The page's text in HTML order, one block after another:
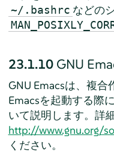
~/.bashrc などの
23.1.10 GNU
GNU Emacsは、複
Emacsを起動する際
いて説明します。詳
http://www.gnu.org/
ください。